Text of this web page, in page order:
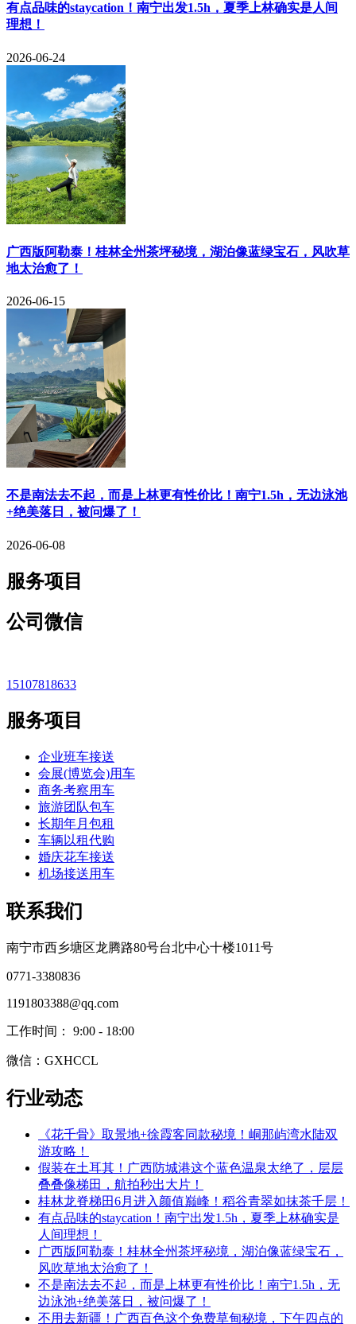
有点品味的staycation！南宁出发1.5h，夏季上林确实是人间
理想！
2026-06-24
​广西版阿勒泰！桂林全州茶坪秘境，湖泊像蓝绿宝石，风吹草
地太治愈了！
2026-06-15
​不是南法去不起，而是上林更有性价比！南宁1.5h，无边泳池
+绝美落日，被问爆了！
2026-06-08
服务项目
公司微信
15107818633
服务项目
企业班车接送
会展(博览会)用车
商务考察用车
旅游团队包车
长期年月包租
车辆以租代购
婚庆花车接送
机场接送用车
联系我们
南宁市西乡塘区龙腾路80号台北中心十楼1011号
0771-3380836
1191803388@qq.com
工作时间： 9:00 - 18:00
微信：GXHCCL
行业动态
《花千骨》取景地+徐霞客同款秘境！峒那屿湾水陆双
游攻略！
​假装在土耳其！广西防城港这个蓝色温泉太绝了，层层
叠叠像梯田，航拍秒出大片！
​桂林龙脊梯田6月进入颜值巅峰！稻谷青翠如抹茶千层！
有点品味的staycation！南宁出发1.5h，夏季上林确实是
人间理想！
​广西版阿勒泰！桂林全州茶坪秘境，湖泊像蓝绿宝石，
风吹草地太治愈了！
​不是南法去不起，而是上林更有性价比！南宁1.5h，无
边泳池+绝美落日，被问爆了！
​不用去新疆！广西百色这个免费草甸秘境，下午四点的